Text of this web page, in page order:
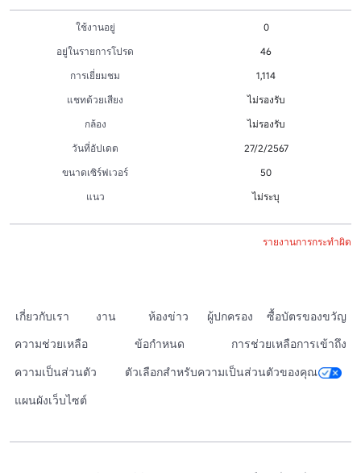
ใช้งานอยู่
0
อยู่ในรายการโปรด
46
การเยี่ยมชม
1,114
แชทด้วยเสียง
ไม่รองรับ
กล้อง
ไม่รองรับ
วันที่อัปเดต
27/2/2567
ขนาดเซิร์ฟเวอร์
50
แนว
ไม่ระบุ
รายงานการกระทำผิด
เกี่ยวกับเรา งาน ห้องข่าว ผู้ปกครอง
ซื้อบัตรของขวัญ
ความช่วยเหลือ
ข้อกำหนด
การช่วยเหลือการเข้าถึง
ความเป็นส่วนตัว
ตัวเลือกสำหรับความเป็นส่วนตัวของคุณ
แผนผังเว็บไซต์